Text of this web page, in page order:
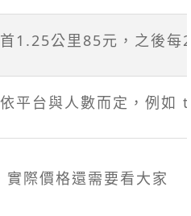
首1.25公里85元，之後每
依平台與人數而定，例
際價格還需要看大家